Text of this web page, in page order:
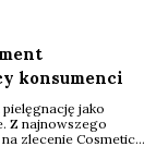
konsumenci
jako
Z najnowszego
zlecenie Cosmetics